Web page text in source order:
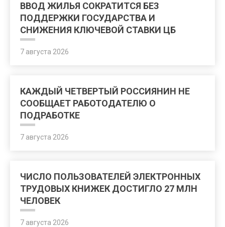
ВВОД ЖИЛЬЯ СОКРАТИТСЯ БЕЗ
ПОДДЕРЖКИ ГОСУДАРСТВА И
СНИЖЕНИЯ КЛЮЧЕВОЙ СТАВКИ ЦБ
7 августа 2026
КАЖДЫЙ ЧЕТВЕРТЫЙ РОССИЯНИН НЕ
СООБЩАЕТ РАБОТОДАТЕЛЮ О
ПОДРАБОТКЕ
7 августа 2026
ЧИСЛО ПОЛЬЗОВАТЕЛЕЙ ЭЛЕКТРОННЫХ
ТРУДОВЫХ КНИЖЕК ДОСТИГЛО 27 МЛН
ЧЕЛОВЕК
7 августа 2026